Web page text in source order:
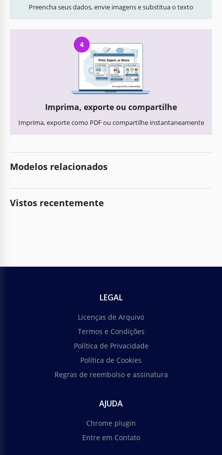
Preencha seus dados, envie imagens e substitua o texto
4
Imprima, exporte ou compartilhe
Imprima, exporte como PDF ou compartilhe instantaneamente
Modelos relacionados
Vistos recentemente
LEGAL
Licenças de Arquivo
Termos e Condições
Política de Privacidade
Política de Cookies
Regras de reembolso e assinatura
AJUDA
Chrome plugin
Entre em Contato